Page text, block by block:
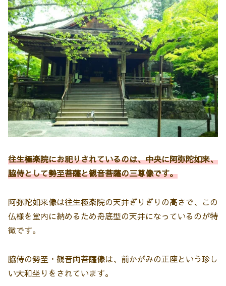
往生極楽院にお祀りされているのは、中央に阿弥陀如来、
脇侍として勢至菩薩と観音菩薩の三尊像です。
阿弥陀如来像は往生極楽院の天井ぎりぎりの高さで、この
仏様を堂内に納めるため舟底型の天井になっているのが特
徴です。
脇侍の勢至・観音両菩薩像は、前かがみの正座という珍し
い大和坐りをされています。